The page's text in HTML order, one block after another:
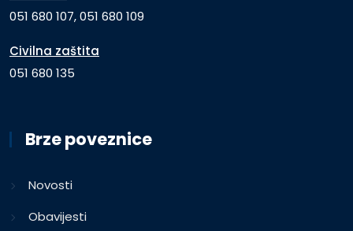
051 680 107, 051 680 109
Civilna zaštita
051 680 135
Brze poveznice
Novosti
Obavijesti